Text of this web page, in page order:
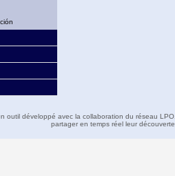
outil développé avec la collaboration du réseau
partager en temps réel leur